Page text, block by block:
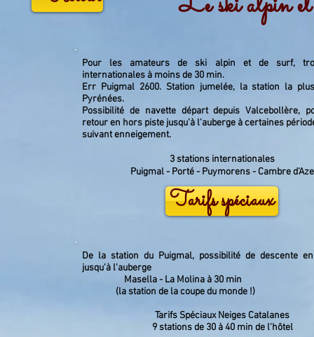
Pour les amateurs de ski alpin et de surf,
internationales à moins de 30 min.
Err Puigmal 2600. Station jumelée, la station la
Pyrénées.
Possibilité de navette départ depuis Valcebollère,
retour en hors piste jusqu'à l'auberge à certaines
suivant enneigement.
3 stations internationales
Puigmal - Porté - Puymorens - Cambre d'Aze
Tarifs spéciaux
De la station du Puigmal, possibilité de descente
jusqu'à l'auberge
Masella - La Molina à 30 min
(la station de la coupe du monde !)
Tarifs Spéciaux Neiges Catalanes
9 stations de 30 à 40 min de l'hôtel